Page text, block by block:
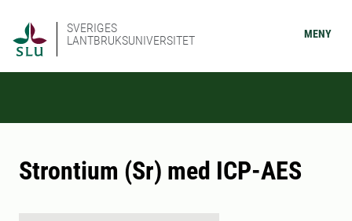
SVERIGES
LANTBRUKSUNIVERSITET
MENY
Strontium (Sr) med ICP-AES